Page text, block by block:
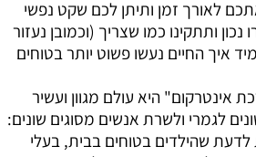
לאורך זמן ותיתן לכם שקט נפשי
ותתקינו כמו שצריך (וכמובן נעזור
איך החיים נעשו פשוט יותר בטוחים
אינטרקום" היא עולם מגוון ועשיר
לגמרי ולשרת אנשים מסוגים שונים:
שהילדים בטוחים בבית, בעלי